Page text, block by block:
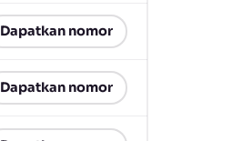
Dapatkan nomor
Dapatkan nomor